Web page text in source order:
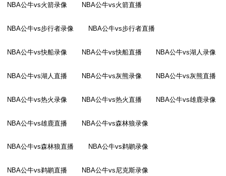
NBA公牛vs火箭录像 NBA公牛vs火箭直播
NBA公牛vs步行者录像 NBA公牛vs步行者直播
NBA公牛vs快船录像 NBA公牛vs快船直播 NBA公牛vs湖人录像
NBA公牛vs湖人直播 NBA公牛vs灰熊录像 NBA公牛vs灰熊直播
NBA公牛vs热火录像 NBA公牛vs热火直播 NBA公牛vs雄鹿录像
NBA公牛vs雄鹿直播 NBA公牛vs森林狼录像
NBA公牛vs森林狼直播 NBA公牛vs鹈鹕录像
NBA公牛vs鹈鹕直播 NBA公牛vs尼克斯录像